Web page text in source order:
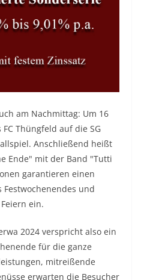
am Nachmittag: Um 16
Thüngfeld auf die SG
Anschließend heißt
Ende" mit der Band "Tutti
garantieren einen
und
ein.
2024 verspricht also ein
für die ganze
mitreißende
erwarten die Besucher